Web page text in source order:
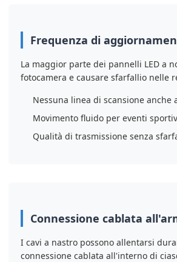
Frequenza di
La maggior parte dei pannelli LED a
fotocamera e causare sfarfallio nelle
Nessuna linea di scansione
Movimento fluido per eventi
Qualità di trasmissione senza
Connessione cablata
I cavi a nastro possono allentarsi
connessione cablata all'interno di